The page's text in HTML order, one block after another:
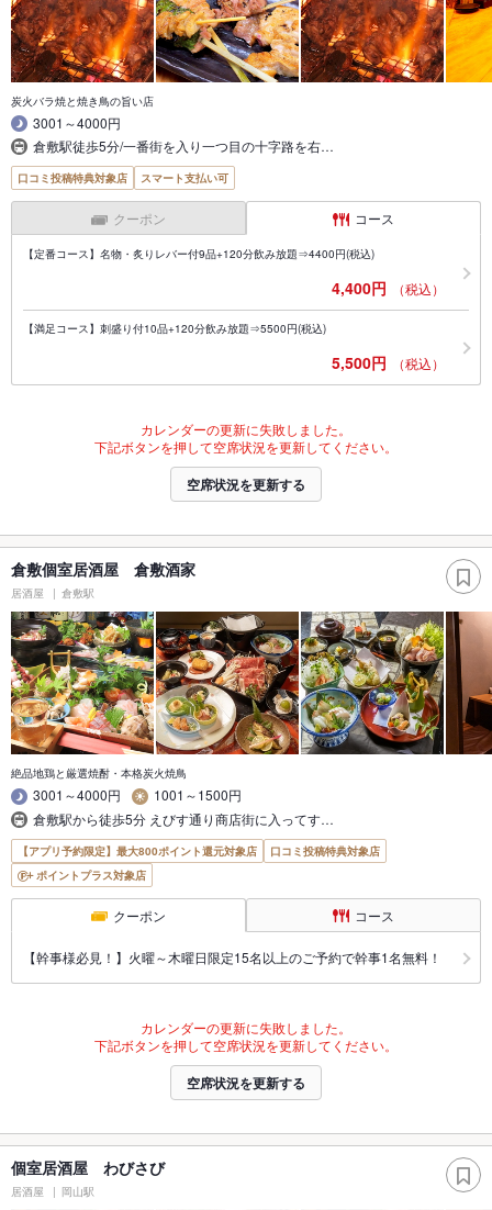
炭火バラ焼と焼き鳥の旨い店
3001～4000円
倉敷駅徒歩5分/一番街を入り一つ目の十字路を右…
口コミ投稿特典対象店 スマート支払い可
クーポン コース
【定番コース】名物・炙りレバー付9品+120分飲み放題⇒4400円(税込)
4,400円 （税込）
【満足コース】刺盛り付10品+120分飲み放題⇒5500円(税込)
5,500円 （税込）
カレンダーの更新に失敗しました。
下記ボタンを押して空席状況を更新してください。
空席状況を更新する
倉敷個室居酒屋 倉敷酒家
居酒屋 倉敷駅
絶品地鶏と厳選焼酎・本格炭火焼鳥
3001～4000円
1001～1500円
倉敷駅から徒歩5分 えびす通り商店街に入ってす…
【アプリ予約限定】最大800ポイント還元対象店
口コミ投稿特典対象店
ポイントプラス対象店
クーポン コース
【幹事様必見！】火曜～木曜日限定15名以上のご予約で幹事1名無料！
カレンダーの更新に失敗しました。
下記ボタンを押して空席状況を更新してください。
空席状況を更新する
個室居酒屋 わびさび
居酒屋 岡山駅